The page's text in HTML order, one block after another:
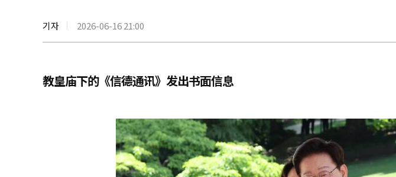
기자 2026-06-16 21:00
教皇庙下的《信德通讯》发出书面信息